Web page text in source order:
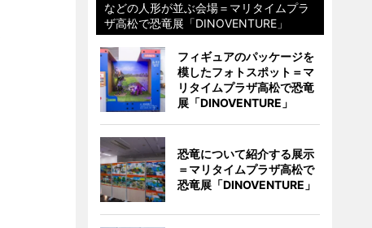
などの人形が並ぶ会場＝マリタイムプラ
ザ高松で恐竜展「DINOVENTURE」
フィギュアのパッケージを
模したフォトスポット＝マ
リタイムプラザ高松で恐竜
展「DINOVENTURE」
恐竜について紹介する展示
＝マリタイムプラザ高松で
恐竜展「DINOVENTURE」